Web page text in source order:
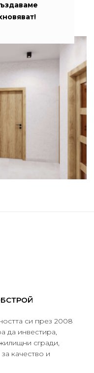
си през 2008
да инвестира,
сгради,
качество и